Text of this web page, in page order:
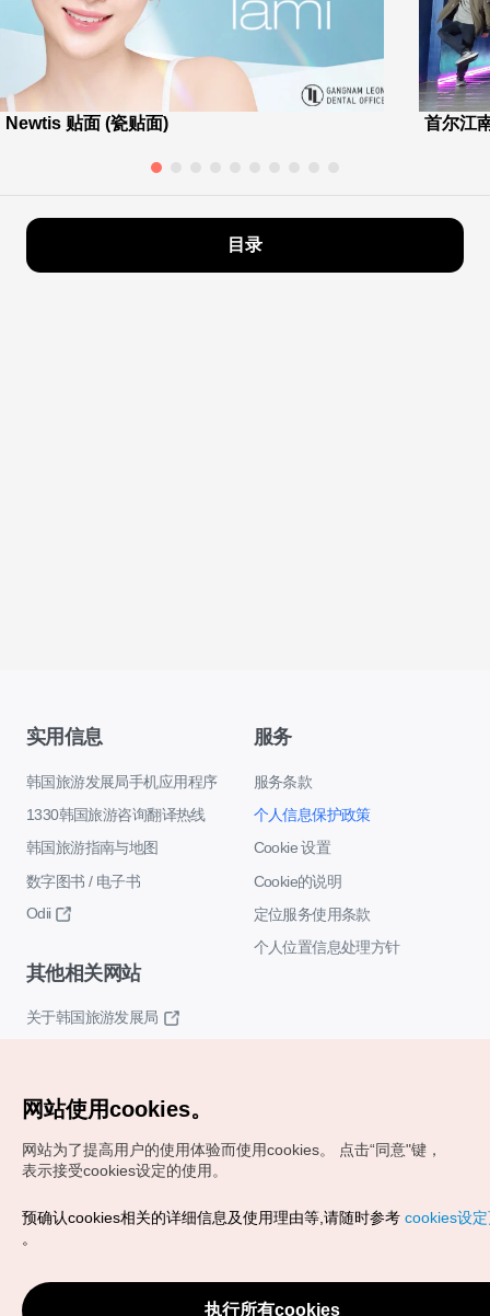
Newtis 贴面 (瓷贴面) 首尔江
目录
实用信息
韩国旅游发展局手机应用程序
1330韩国旅游咨询翻译热线
韩国旅游指南与地图
数字图书 / 电子书
Odii
服务
服务条款
个人信息保护政策
Cookie 设置
Cookie的说明
定位服务使用条款
个人位置信息处理方针
其他相关网站
关于韩国旅游发展局
VISITKOREA官方邮箱
chnsim@knto.or.kr
网站使用cookies。
网站为了提高用户的使用体验而使用cookies。
点击“同意"键，
表示接受cookies设定的使用。
预确认cookies相关的详细信息及使用理由等,请随时参考 cookies设
。
执行所有cookies